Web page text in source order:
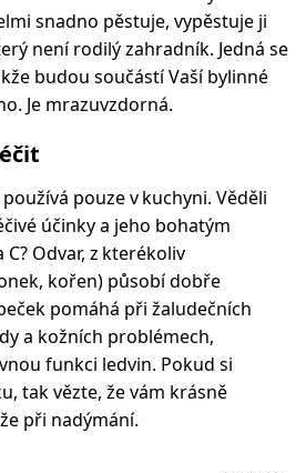
snadno pěstuje, vypěstuje ji
není rodilý zahradník. Jedná se
budou součástí Vaší bylinné
Je mrazuvzdorná.
pouze v kuchyni. Věděli
účinky a jeho bohatým
Odvar, z kterékoliv
kořen) působí dobře
pomáhá při žaludečních
a kožních problémech,
funkci ledvin. Pokud si
tak vězte, že vám krásně
při nadýmání.